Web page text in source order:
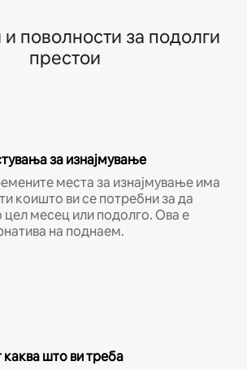
поволности за подолги
престои
за изнајмување
места за изнајмување има
коишто ви се потребни за да
цел месец или подолго. Ова е
на поднаем.
што ви треба